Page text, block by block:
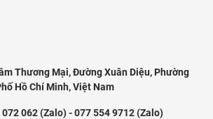
Thương Mại, Đường Xuân Diệu, Phường
Hồ Chí Minh, Việt Nam
072 062 (Zalo) - 077 554 9712 (Zalo)